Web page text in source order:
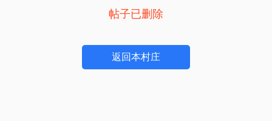
帖子已删除
返回本村庄